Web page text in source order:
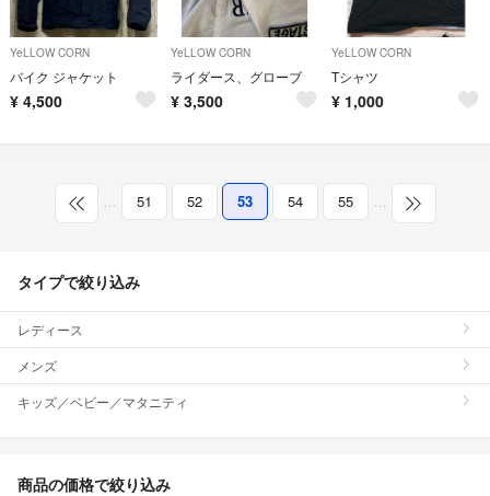
YeLLOW CORN
バイク ジャケット
¥ 4,500
YeLLOW CORN
ライダース、グローブ
¥ 3,500
YeLLOW CORN
Tシャツ
¥ 1,000
… 51 52 53 54 55 …
タイプで絞り込み
レディース
メンズ
キッズ／ベビー／マタニティ
商品の価格で絞り込み